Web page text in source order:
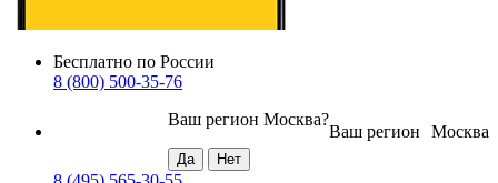
Бесплатно по России
8 (800) 500-35-76
Москва
Ваш регион
Ваш регион Москва?